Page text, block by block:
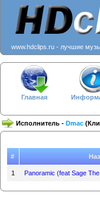
www.hdclips.ru - лучшие
Главная
Исполнитель - Dmac
#
1 Panoramic (feat Sage